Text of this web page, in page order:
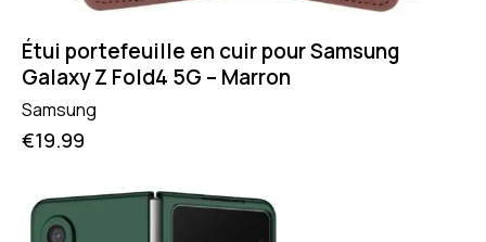
Étui portefeuille en cuir pour Samsung
Galaxy Z Fold4 5G – Marron
Samsung
€19.99